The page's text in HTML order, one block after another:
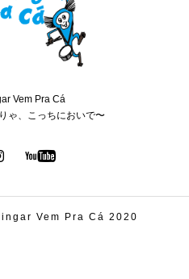
Vem Pra Cá
ゃ、こっちにおいで〜
Vem Pra Cá 2020